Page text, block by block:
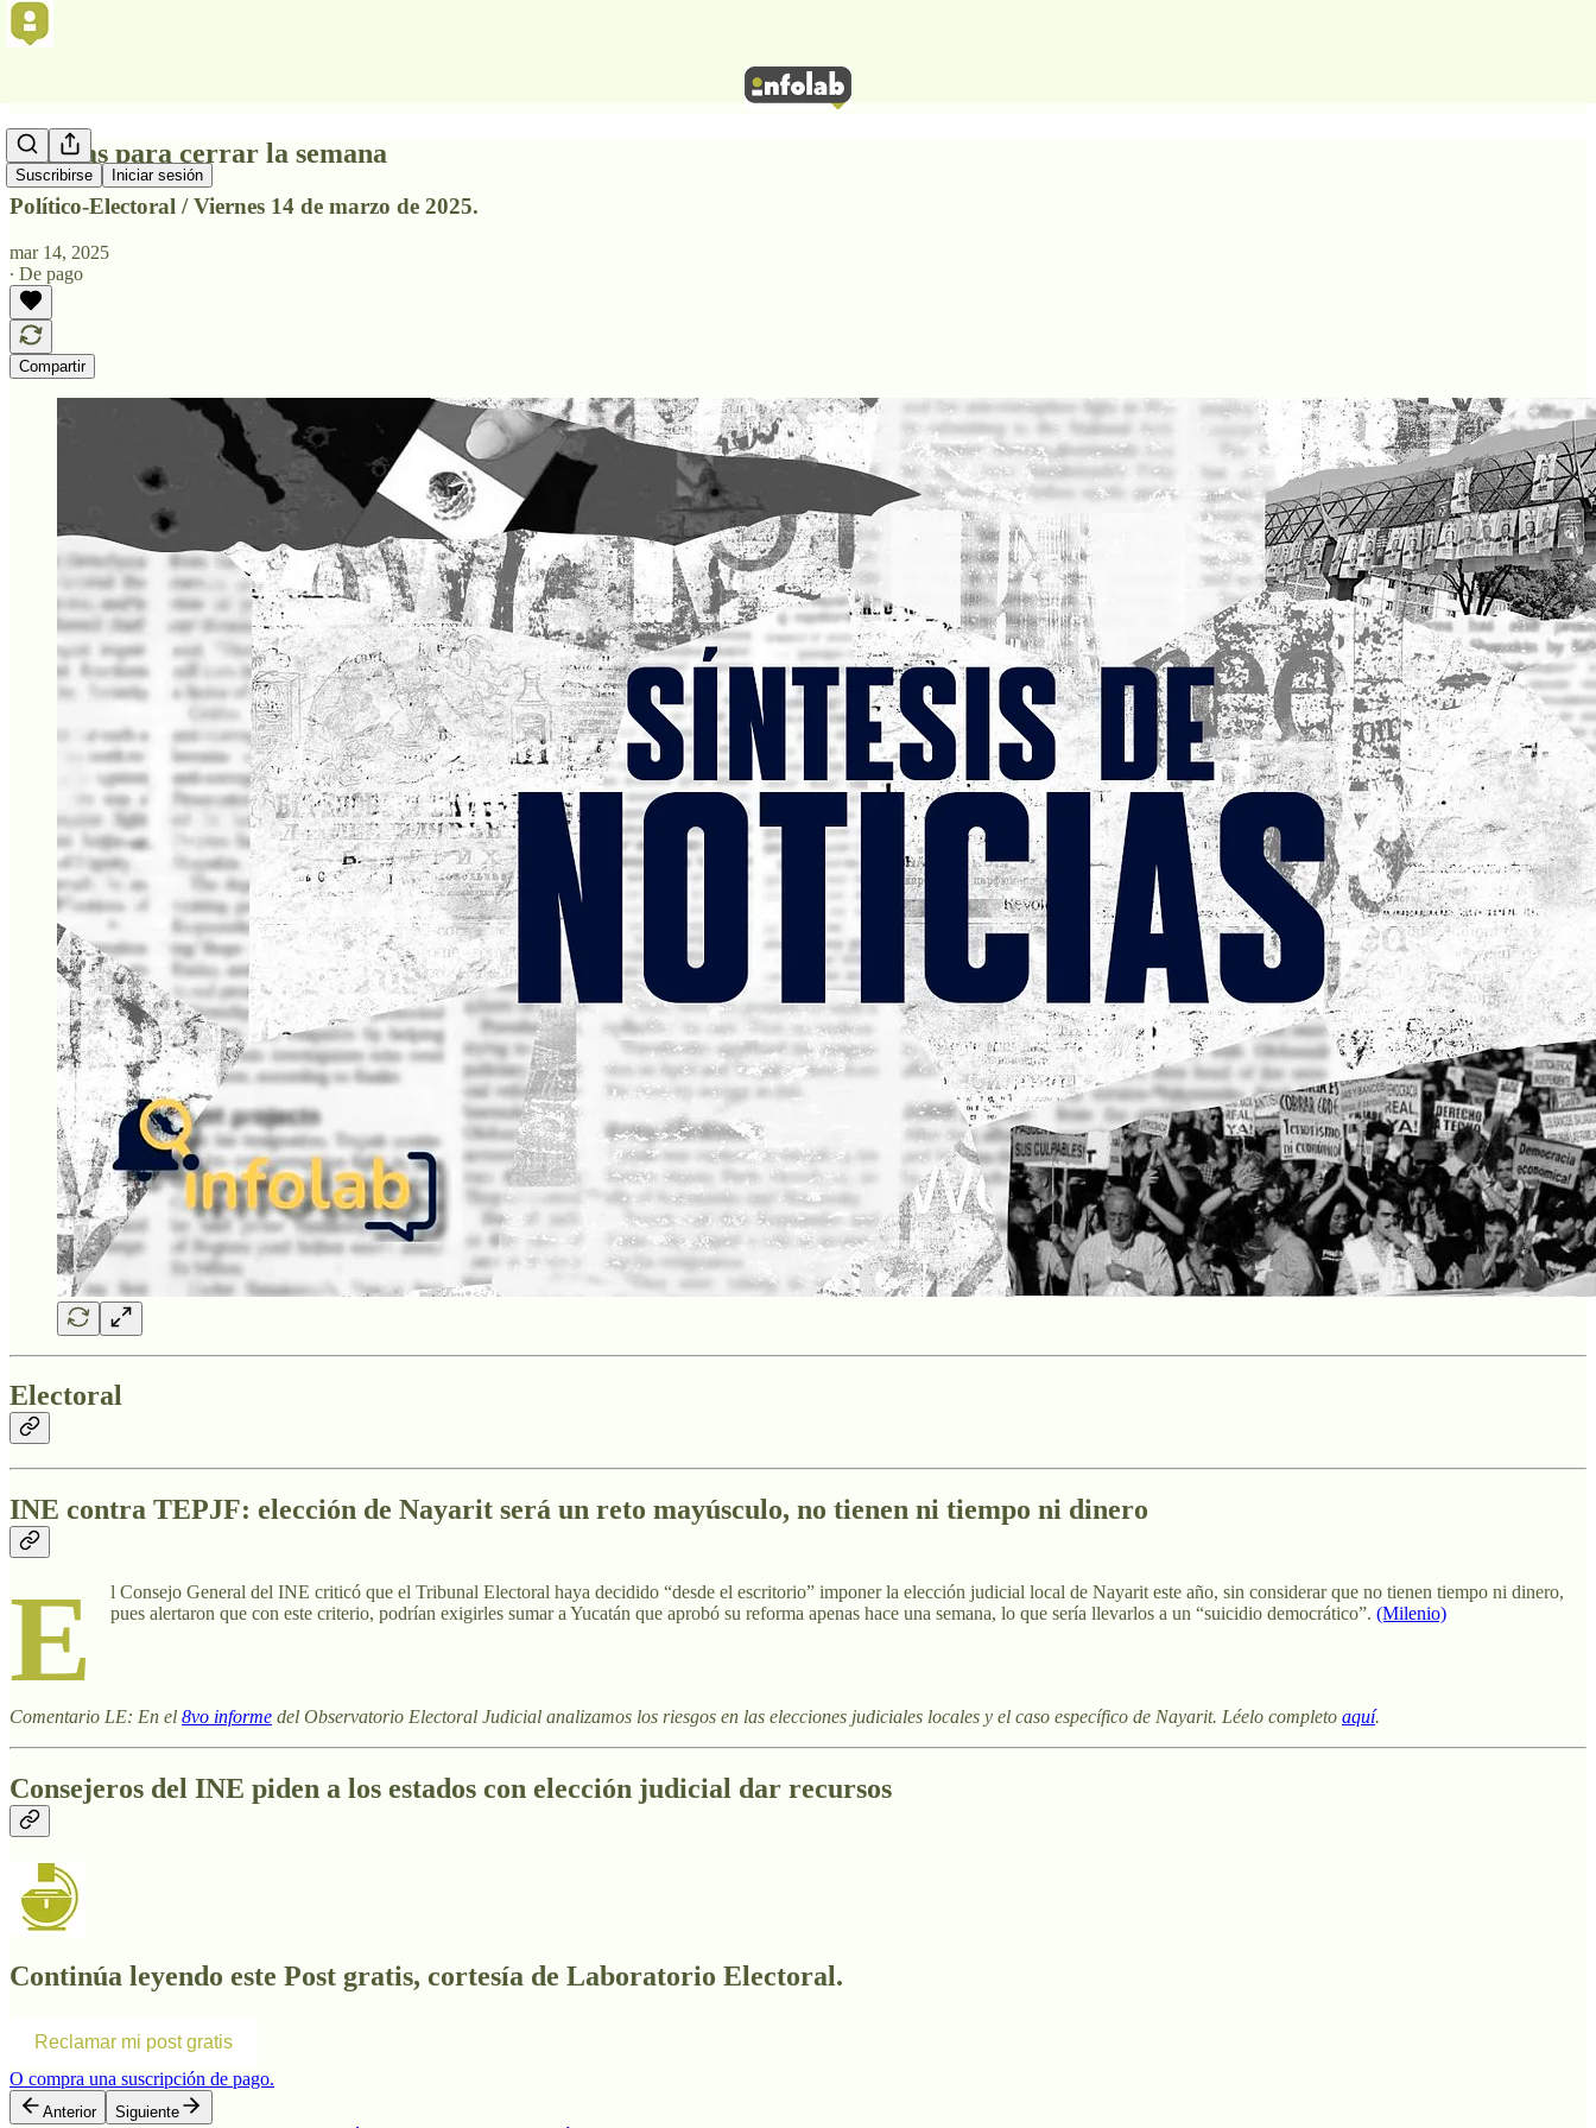
Suscribirse Iniciar sesión
Noticias para cerrar la semana
Político-Electoral / Viernes 14 de marzo de 2025.
mar 14, 2025
∙ De pago
Compartir
Electoral
INE contra TEPJF: elección de Nayarit será un reto mayúsculo, no tienen ni tiempo ni dinero
E
l Consejo General del INE criticó que el Tribunal Electoral haya decidido “desde el escritorio” imponer la elección judicial local de Nayarit este año, sin considerar que no tienen tiempo ni dinero,
pues alertaron que con este criterio, podrían exigirles sumar a Yucatán que aprobó su reforma apenas hace una semana, lo que sería llevarlos a un “suicidio democrático”. (Milenio)
Comentario LE: En el 8vo informe del Observatorio Electoral Judicial analizamos los riesgos en las elecciones judiciales locales y el caso específico de Nayarit. Léelo completo aquí.
Consejeros del INE piden a los estados con elección judicial dar recursos
Continúa leyendo este Post gratis, cortesía de Laboratorio Electoral.
Reclamar mi post gratis
O compra una suscripción de pago.
Anterior Siguiente